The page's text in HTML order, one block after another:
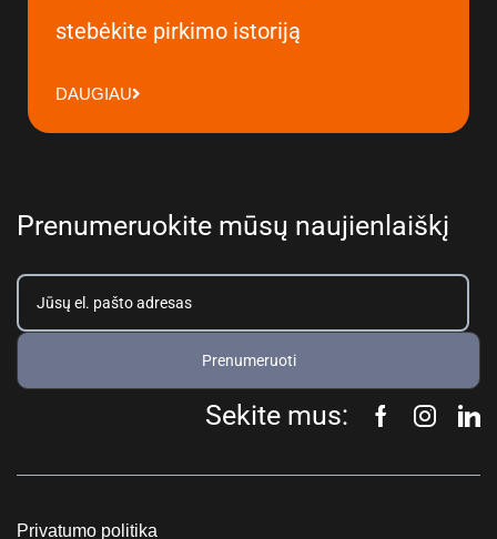
stebėkite pirkimo istoriją
DAUGIAU
Prenumeruokite mūsų naujienlaiškį
Prenumeruoti
Sekite mus:
Privatumo politika